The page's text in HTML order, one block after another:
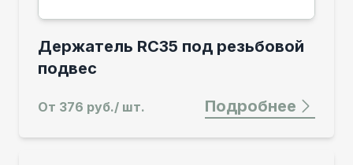
Держатель RC35 под резьбовой
подвес
От 376 руб./ шт. Подробнее